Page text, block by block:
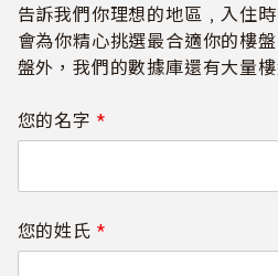
告訴我們你理想的地區﹐入住
會為你精心挑選最合適你的樓
盤外，我們的數據庫還有大量
您的名字 *
您的姓氏 *